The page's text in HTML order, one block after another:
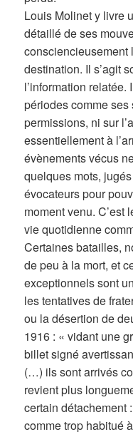
Louis Molinet y livre
détaillé de ses
consciencieusement
destination. Il s’agit
l’information relatée.
périodes comme ses
permissions, ni sur
essentiellement à
évènements vécus
quelques mots,
évocateurs pour
moment venu. C’est
vie quotidienne
Certaines batailles,
de peu à la mort, et
exceptionnels sont
les tentatives de
ou la désertion de
1916 : « vidant une
billet signé
(…) ils sont arrivés
revient plus
certain détachement
comme trop habitué